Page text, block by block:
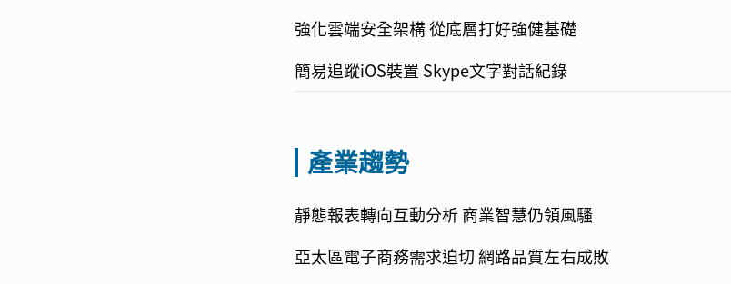
強化雲端安全架構 從底層打好強健基礎
簡易追蹤iOS裝置 Skype文字對話紀錄
產業趨勢
靜態報表轉向互動分析 商業智慧仍領風騷
亞太區電子商務需求迫切 網路品質左右成敗